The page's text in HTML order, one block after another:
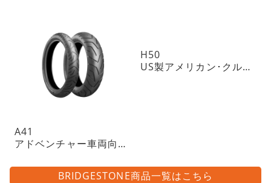
A41
アドベンチャー車両向けトレイル・ラジアルタイヤ・チューブレスタイプ
H50
US製アメリカン･クルーザーに
BRIDGESTONE商品一覧はこちら